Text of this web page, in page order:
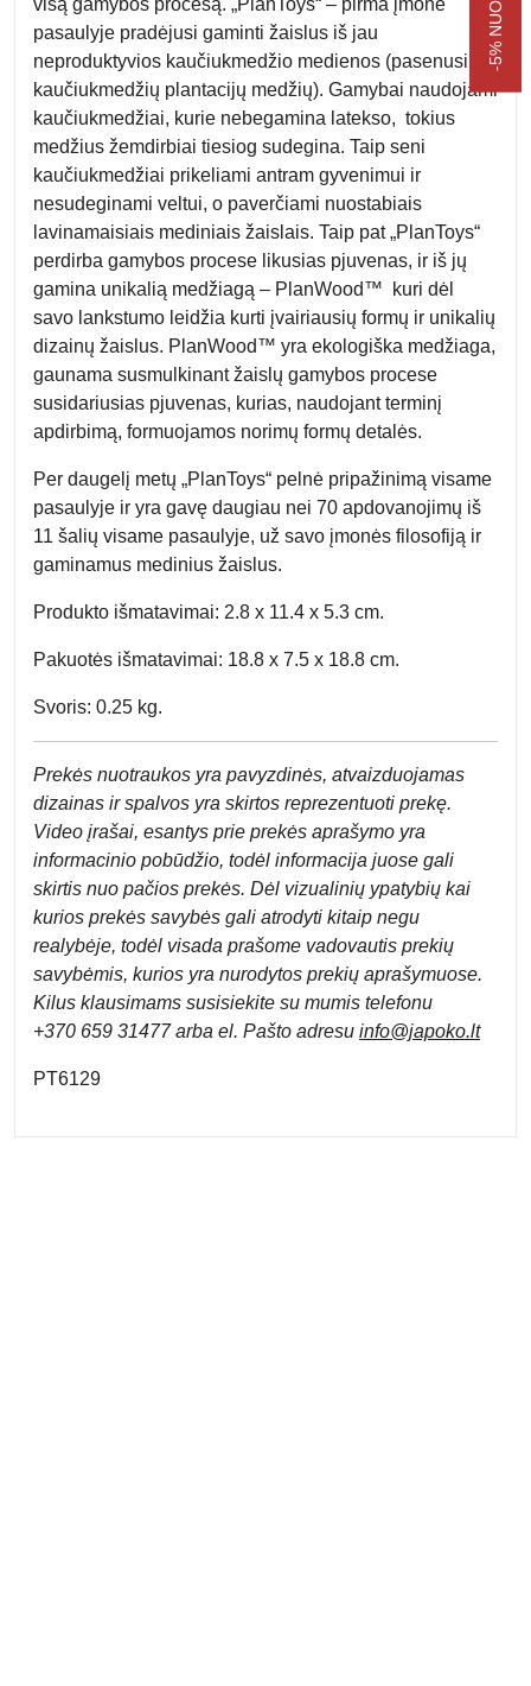
visą gamybos procesą. „PlanToys“ – pirma įmonė
pasaulyje pradėjusi gaminti žaislus iš jau
neproduktyvios kaučiukmedžio medienos (pasenusių
kaučiukmedžių plantacijų medžių). Gamybai naudojami
kaučiukmedžiai, kurie nebegamina latekso, tokius
medžius žemdirbiai tiesiog sudegina. Taip seni
kaučiukmedžiai prikeliami antram gyvenimui ir
nesudeginami veltui, o paverčiami nuostabiais
lavinamaisiais mediniais žaislais. Taip pat „PlanToys“
perdirba gamybos procese likusias pjuvenas, ir iš jų
gamina unikalią medžiagą – PlanWood™ kuri dėl
savo lankstumo leidžia kurti įvairiausių formų ir unikalių
dizainų žaislus. PlanWood™ yra ekologiška medžiaga,
gaunama susmulkinant žaislų gamybos procese
susidariusias pjuvenas, kurias, naudojant terminį
apdirbimą, formuojamos norimų formų detalės.
Per daugelį metų „PlanToys“ pelnė pripažinimą visame
pasaulyje ir yra gavę daugiau nei 70 apdovanojimų iš
11 šalių visame pasaulyje, už savo įmonės filosofiją ir
gaminamus medinius žaislus.
Produkto išmatavimai: 2.8 x 11.4 x 5.3 cm.
Pakuotės išmatavimai: 18.8 x 7.5 x 18.8 cm.
Svoris: 0.25 kg.
Prekės nuotraukos yra pavyzdinės, atvaizduojamas
dizainas ir spalvos yra skirtos reprezentuoti prekę.
Video įrašai, esantys prie prekės aprašymo yra
informacinio pobūdžio, todėl informacija juose gali
skirtis nuo pačios prekės. Dėl vizualinių ypatybių kai
kurios prekės savybės gali atrodyti kitaip negu
realybėje, todėl visada prašome vadovautis prekių
savybėmis, kurios yra nurodytos prekių aprašymuose.
Kilus klausimams susisiekite su mumis telefonu
+370 659 31477 arba el. Pašto adresu info@japoko.lt
PT6129